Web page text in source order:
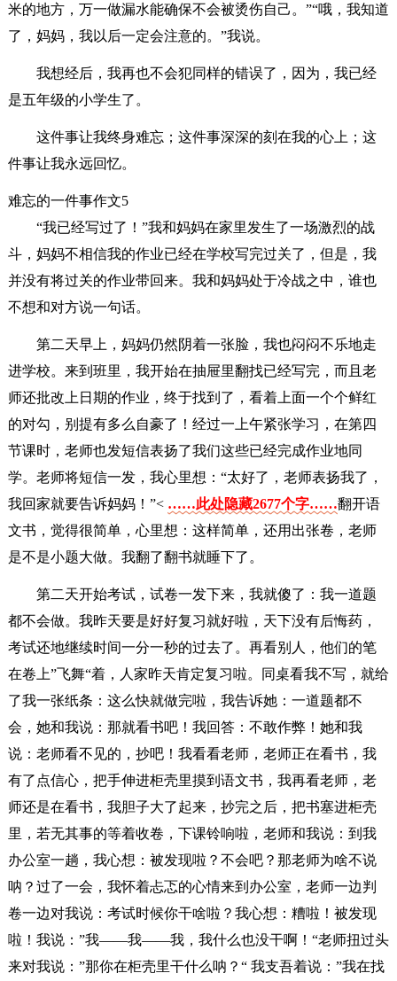
米的地方，万一做漏水能确保不会被烫伤自己。”“哦，我知道
了，妈妈，我以后一定会注意的。”我说。
我想经后，我再也不会犯同样的错误了，因为，我已经
是五年级的小学生了。
这件事让我终身难忘；这件事深深的刻在我的心上；这
件事让我永远回忆。
难忘的一件事作文5
“我已经写过了！”我和妈妈在家里发生了一场激烈的战
斗，妈妈不相信我的作业已经在学校写完过关了，但是，我
并没有将过关的作业带回来。我和妈妈处于冷战之中，谁也
不想和对方说一句话。
第二天早上，妈妈仍然阴着一张脸，我也闷闷不乐地走
进学校。来到班里，我开始在抽屉里翻找已经写完，而且老
师还批改上日期的作业，终于找到了，看着上面一个个鲜红
的对勾，别提有多么自豪了！经过一上午紧张学习，在第四
节课时，老师也发短信表扬了我们这些已经完成作业地同
学。老师将短信一发，我心里想：“太好了，老师表扬我了，
我回家就要告诉妈妈！”< ……此处隐藏2677个字……翻开语
文书，觉得很简单，心里想：这样简单，还用出张卷，老师
是不是小题大做。我翻了翻书就睡下了。
第二天开始考试，试卷一发下来，我就傻了：我一道题
都不会做。我昨天要是好好复习就好啦，天下没有后悔药，
考试还地继续时间一分一秒的过去了。再看别人，他们的笔
在卷上”飞舞“着，人家昨天肯定复习啦。同桌看我不写，就给
了我一张纸条：这么快就做完啦，我告诉她：一道题都不
会，她和我说：那就看书吧！我回答：不敢作弊！她和我
说：老师看不见的，抄吧！我看看老师，老师正在看书，我
有了点信心，把手伸进柜壳里摸到语文书，我再看老师，老
师还是在看书，我胆子大了起来，抄完之后，把书塞进柜壳
里，若无其事的等着收卷，下课铃响啦，老师和我说：到我
办公室一趟，我心想：被发现啦？不会吧？那老师为啥不说
呐？过了一会，我怀着忐忑的心情来到办公室，老师一边判
卷一边对我说：考试时候你干啥啦？我心想：糟啦！被发现
啦！我说：”我——我——我，我什么也没干啊！“老师扭过头
来对我说：”那你在柜壳里干什么呐？“ 我支吾着说：”我在找